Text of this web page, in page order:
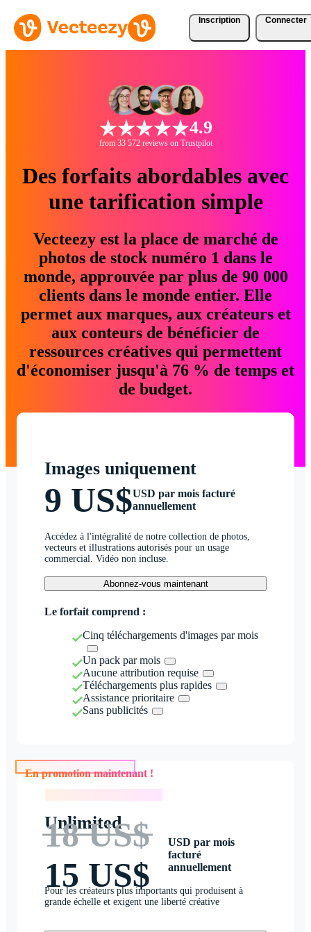
Inscription Connecter
4.9
from 33 572 reviews on Trustpilot
Des forfaits abordables avec
une tarification simple
Vecteezy est la place de marché de
photos de stock numéro 1 dans le
monde, approuvée par plus de 90 000
clients dans le monde entier. Elle
permet aux marques, aux créateurs et
aux conteurs de bénéficier de
ressources créatives qui permettent
d'économiser jusqu'à 76 % de temps et
de budget.
Images uniquement
9 US$USD par mois facturé
annuellement
Accédez à l'intégralité de notre collection de photos,
vecteurs et illustrations autorisés pour un usage
commercial. Vidéo non incluse.
Abonnez-vous maintenant
Le forfait comprend :
Cinq téléchargements d'images par mois
Un pack par mois
Aucune attribution requise
Téléchargements plus rapides
Assistance prioritaire
Sans publicités
En promotion maintenant !
Unlimited
18 US$
15 US$
USD par mois
facturé
annuellement
Pour les créateurs plus importants qui produisent à
grande échelle et exigent une liberté créative